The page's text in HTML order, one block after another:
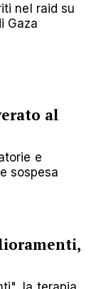
nel raid su
Gaza
al
e
sospesa